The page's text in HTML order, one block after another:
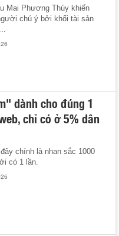
Mai Phương Thúy khiến
chú ý bởi khối tài sản
dành cho đúng 1
chỉ có ở 5% dân
chính là nhan sắc 1000
có 1 lần.